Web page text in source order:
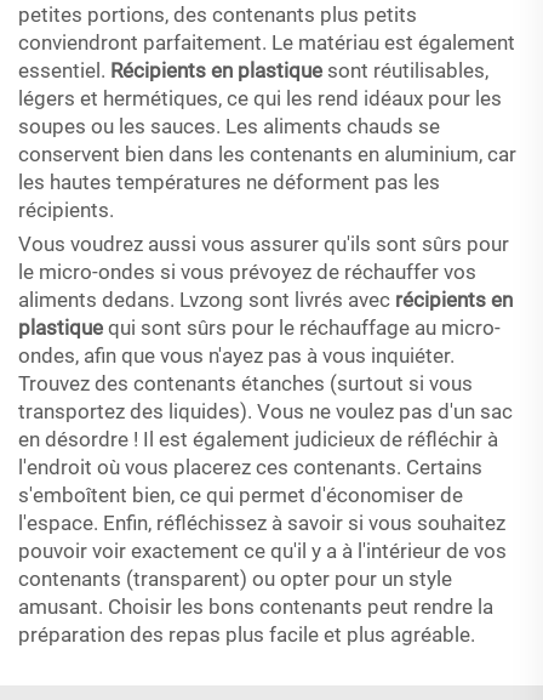
petites portions, des contenants plus petits
conviendront parfaitement. Le matériau est également
essentiel. Récipients en plastique sont réutilisables,
légers et hermétiques, ce qui les rend idéaux pour les
soupes ou les sauces. Les aliments chauds se
conservent bien dans les contenants en aluminium, car
les hautes températures ne déforment pas les
récipients.
Vous voudrez aussi vous assurer qu'ils sont sûrs pour
le micro-ondes si vous prévoyez de réchauffer vos
aliments dedans. Lvzong sont livrés avec récipients en
plastique qui sont sûrs pour le réchauffage au micro-
ondes, afin que vous n'ayez pas à vous inquiéter.
Trouvez des contenants étanches (surtout si vous
transportez des liquides). Vous ne voulez pas d'un sac
en désordre ! Il est également judicieux de réfléchir à
l'endroit où vous placerez ces contenants. Certains
s'emboîtent bien, ce qui permet d'économiser de
l'espace. Enfin, réfléchissez à savoir si vous souhaitez
pouvoir voir exactement ce qu'il y a à l'intérieur de vos
contenants (transparent) ou opter pour un style
amusant. Choisir les bons contenants peut rendre la
préparation des repas plus facile et plus agréable.